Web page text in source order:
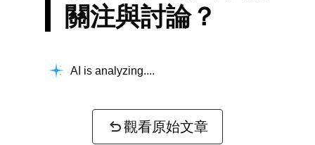
關注與討論？
AI is analyzing...
觀看原始文章